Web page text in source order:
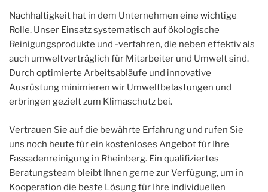
Nachhaltigkeit hat in dem Unternehmen eine wichtige
Rolle. Unser Einsatz systematisch auf ökologische
Reinigungsprodukte und -verfahren, die neben effektiv als
auch umweltverträglich für Mitarbeiter und Umwelt sind.
Durch optimierte Arbeitsabläufe und innovative
Ausrüstung minimieren wir Umweltbelastungen und
erbringen gezielt zum Klimaschutz bei.
Vertrauen Sie auf die bewährte Erfahrung und rufen Sie
uns noch heute für ein kostenloses Angebot für Ihre
Fassadenreinigung in Rheinberg. Ein qualifiziertes
Beratungsteam bleibt Ihnen gerne zur Verfügung, um in
Kooperation die beste Lösung für Ihre individuellen